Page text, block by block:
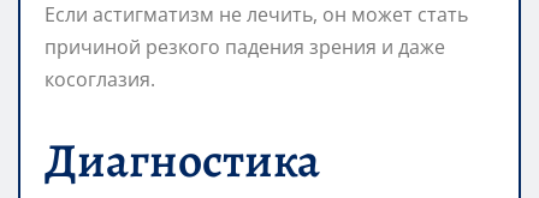
Если астигматизм не лечить, он может стать
причиной резкого падения зрения и даже
косоглазия.
Диагностика